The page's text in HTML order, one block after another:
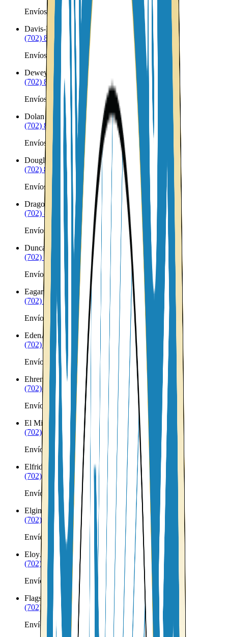
Envíos a Nicaragua desde Dateland
Davis-Monthan AFB
(702) 879-8299
Envíos a Nicaragua desde Davis-Monthan AFB
Dewey
AZ
(702) 879-8299
Envíos a Nicaragua desde Dewey
Dolan Springs AZ
(702) 879-8299
Envíos a Nicaragua desde Dolan Springs
Douglas
(702) 879-8299
Envíos a Nicaragua desde Douglas
Dragoon
(702) 879-8299
Envíos a Nicaragua desde Dragoon
Duncan
AZ
(702) 879-8299
Envíos a Nicaragua desde Duncan
EagarAZ
(702) 879-8299
Envíos a Nicaragua desde Eagar
EdenAZ
(702) 879-8299
Envíos a Nicaragua desde Eden
Ehrenberg
AZ
(702) 879-8299
Envíos a Nicaragua desde Ehrenberg
El Mirage
(702) 879-8299
Envíos a Nicaragua desde El Mirage
Elfrida
AZ
(702) 879-8299
Envíos a Nicaragua desde Elfrida
Elgin AZ
(702) 879-8299
Envíos a Nicaragua desde Elgin
EloyAZ
(702) 879-8299
Envíos a Nicaragua desde Eloy
Flagstaff AZ
(702) 879-8299
Envíos a Nicaragua desde Flagstaff